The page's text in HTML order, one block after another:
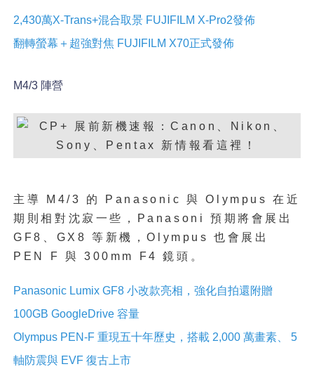
2,430萬X-Trans+混合取景 FUJIFILM X-Pro2發佈
翻轉螢幕＋超強對焦 FUJIFILM X70正式發佈
M4/3 陣營
主導 M4/3 的 Panasonic 與 Olympus 在近
期則相對沈寂一些，Panasoni 預期將會展出
GF8、GX8 等新機，Olympus 也會展出
PEN F 與 300mm F4 鏡頭。
Panasonic Lumix GF8 小改款亮相，強化自拍還附贈
100GB GoogleDrive 容量
Olympus PEN-F 重現五十年歷史，搭載 2,000 萬畫素、 5
軸防震與 EVF 復古上市